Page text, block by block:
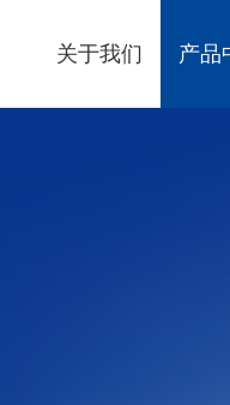
关于我们 产品